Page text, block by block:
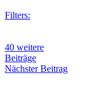
Filters:
40 weitere
Beiträge
Nächster Beitrag